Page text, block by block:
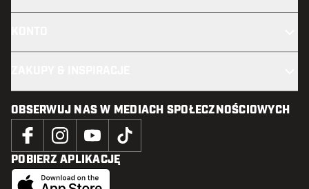
OBSERWUJ NAS W MEDIACH SPOŁECZNOŚCIOWYCH
POBIERZ APLIKACJĘ